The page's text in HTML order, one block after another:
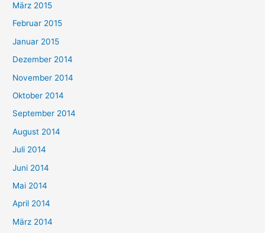
März 2015
Februar 2015
Januar 2015
Dezember 2014
November 2014
Oktober 2014
September 2014
August 2014
Juli 2014
Juni 2014
Mai 2014
April 2014
März 2014